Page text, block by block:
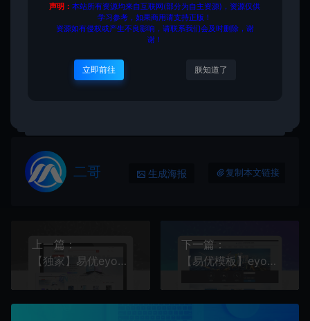
【易优模板】eyoucms绿色
https://www.yuanmadaji.com/5612.html
二哥 生成海报 复制本文链接
上一篇：
【独家】易优eyoucms企业官网+内部企业商城模板网上购物百货超市商城系统
下一篇：
【易优模板】eyoucms大气快递货运物流运输公司官网源码带手机版
声明：本站所有资源均来自互联网(部分为自主资源)，资源仅供
学习参考，如果商用请支持正版！
资源如有侵权或产生不良影响，请联系我们会及时删除，谢
谢！
立即前往 朕知道了